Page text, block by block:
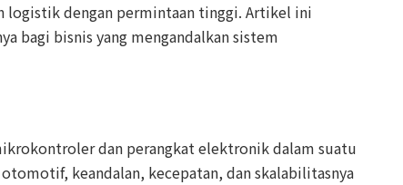
logistik dengan permintaan tinggi. Artikel ini
bagi bisnis yang mengandalkan sistem
dan perangkat elektronik dalam suatu
keandalan, kecepatan, dan skalabilitasnya